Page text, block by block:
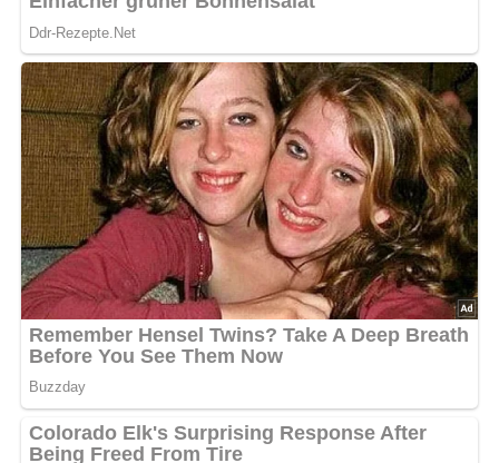
Aufwärmen sollten sie jedoch vorsichtig in einer Pfanne
oder im Ofen erwärmt werden, um ihre Textur zu
bewahren.
Küchenutensilien
Pfanne
Schneidebrett
Messer
Flache Schüssel zum Verquirlen der Eier
Kochlöffel oder Pfannenwender
Tipps zum Rezept
Verwende am besten frisches Weißbrot für die besten
Ergebnisse.